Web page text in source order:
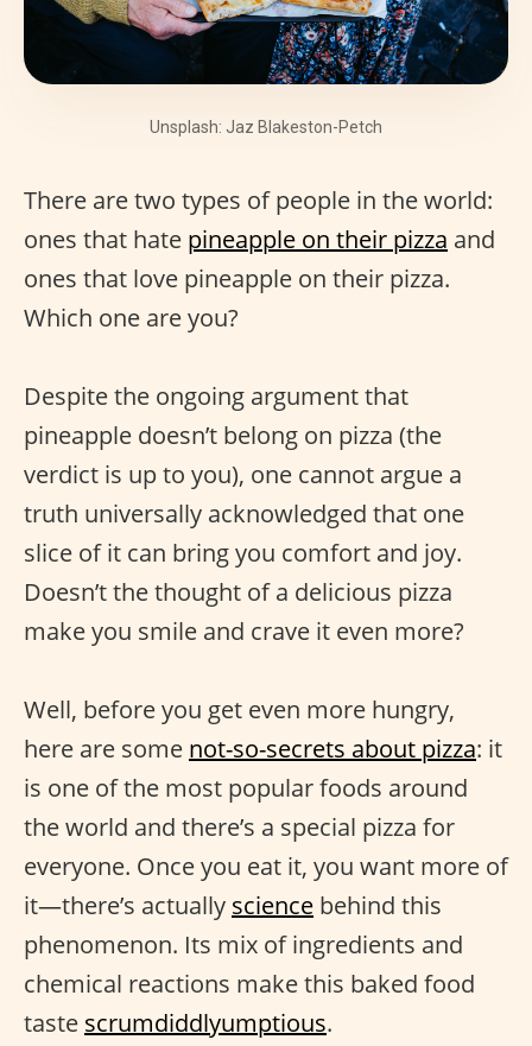
Unsplash: Jaz Blakeston-Petch
There are two types of people in the world:
ones that hate pineapple on their pizza and
ones that love pineapple on their pizza.
Which one are you?
Despite the ongoing argument that
pineapple doesn’t belong on pizza (the
verdict is up to you), one cannot argue a
truth universally acknowledged that one
slice of it can bring you comfort and joy.
Doesn’t the thought of a delicious pizza
make you smile and crave it even more?
Well, before you get even more hungry,
here are some not-so-secrets about pizza: it
is one of the most popular foods around
the world and there’s a special pizza for
everyone. Once you eat it, you want more of
it—there’s actually science behind this
phenomenon. Its mix of ingredients and
chemical reactions make this baked food
taste scrumdiddlyumptious.